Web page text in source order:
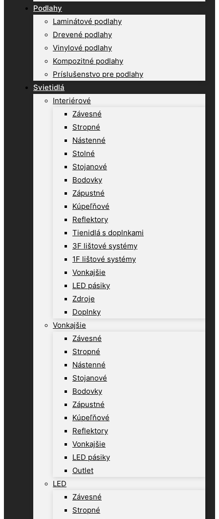
Podlahy
Laminátové podlahy
Drevené podlahy
Vinylové podlahy
Kompozitné podlahy
Príslušenstvo pre podlahy
Svietidlá
Interiérové
Závesné
Stropné
Nástenné
Stolné
Stojanové
Bodovky
Zápustné
Kúpeľňové
Reflektory
Tienidlá s doplnkami
3F lištové systémy
1F lištové systémy
Vonkajšie
LED pásiky
Zdroje
Doplnky
Vonkajšie
Závesné
Stropné
Nástenné
Stojanové
Bodovky
Zápustné
Kúpeľňové
Reflektory
Vonkajšie
LED pásiky
Outlet
LED
Závesné
Stropné